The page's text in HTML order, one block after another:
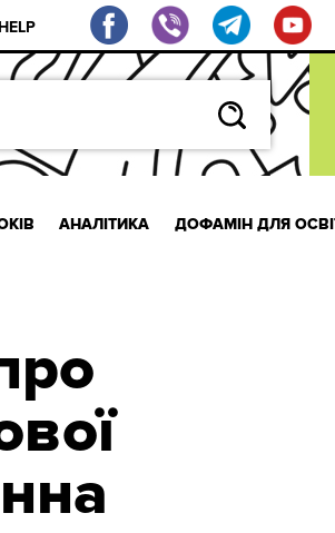
АНАЛІТИКА ДОФАМІН ДЛЯ